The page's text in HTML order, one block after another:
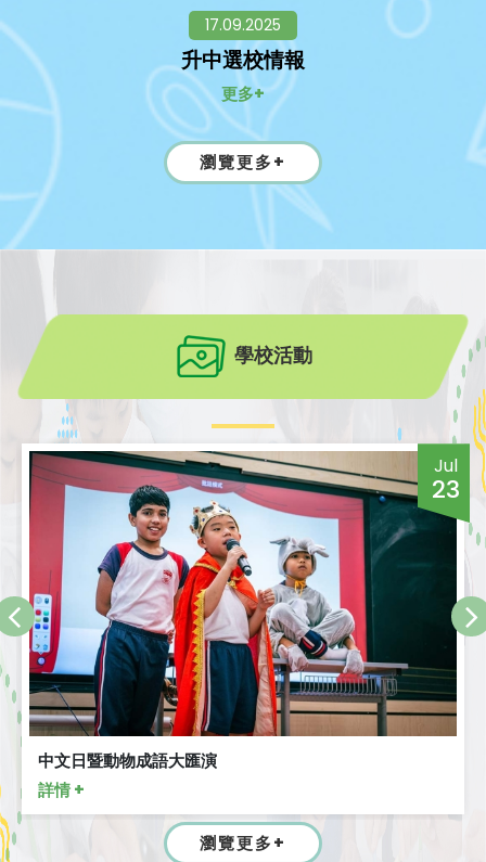
17.09.2025
升中選校情報
更多+
瀏覽更多+
學校活動
Jul
23
中文日暨動物成語大匯演
詳情 +
瀏覽更多+